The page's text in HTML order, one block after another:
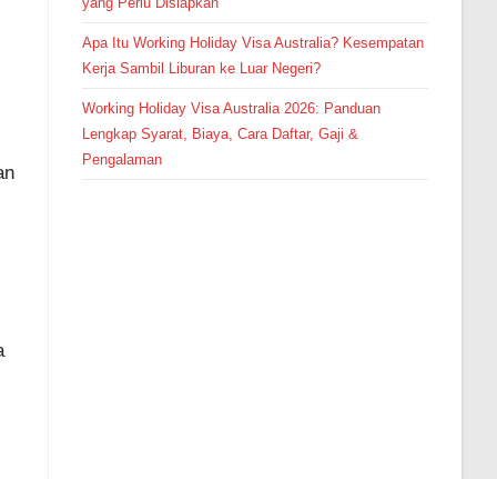
Apa Itu Working Holiday Visa Australia? Kesempatan
Kerja Sambil Liburan ke Luar Negeri?
Working Holiday Visa Australia 2026: Panduan
Lengkap Syarat, Biaya, Cara Daftar, Gaji &
Pengalaman